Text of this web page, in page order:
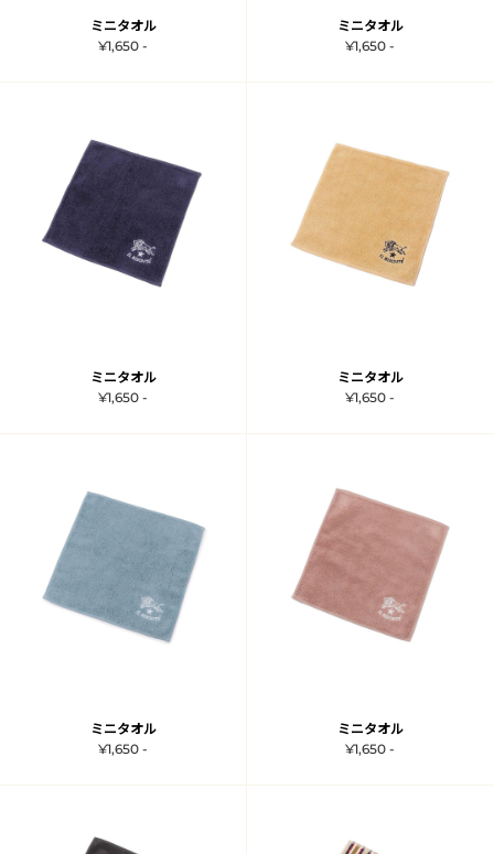
ミニタオル
¥1,650 -
ミニタオル
¥1,650 -
ミニタオル
¥1,650 -
ミニタオル
¥1,650 -
ミニタオル
¥1,650 -
ミニタオル
¥1,650 -